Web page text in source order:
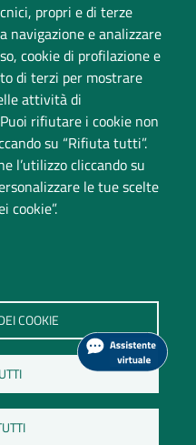
propri e di terze
navigazione e analizzare
cookie di profilazione e
di terzi per mostrare
attività di
rifiutare i cookie non
su “Rifiuta tutti”.
l’utilizzo cliccando su
le tue scelte
cookie”.
COOKIE
Varese
(vedi le altre caselle )